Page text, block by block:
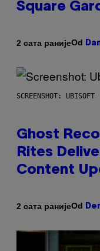
Square
2 сата ранијеOd
SCREENSHOT: UBISOFT
Ghost
Rites
Content
2 сата ранијеOd